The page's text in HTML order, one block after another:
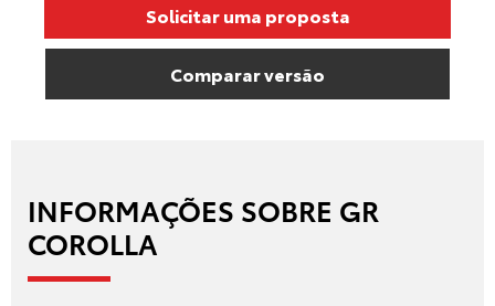
Solicitar uma proposta
Comparar versão
INFORMAÇÕES SOBRE GR
COROLLA